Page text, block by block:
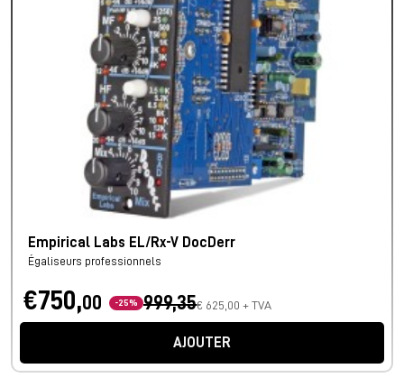
Empirical Labs EL/Rx-V DocDerr
Égaliseurs professionnels
€750,00 -25% 999,35€ 625,00 + TVA
AJOUTER